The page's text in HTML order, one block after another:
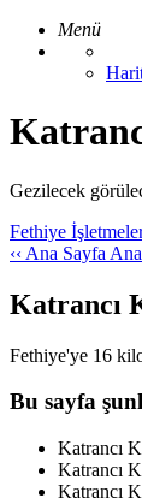
Menü
Gezilecek
Fethiye
‹‹ Ana Sayfa
Katrancı
Fethiye'ye 16
Bu sayfa
Katrancı
Katrancı
Katrancı